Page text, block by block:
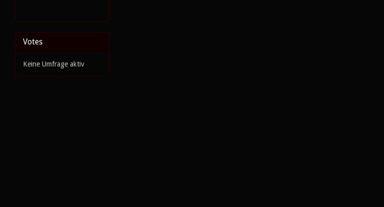
Votes
Keine Umfrage aktiv